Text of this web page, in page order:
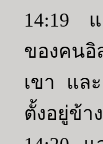
14:19
ของคนอิ
เขา แล
ตั้งอยู่ข้า